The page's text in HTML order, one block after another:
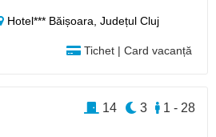
Hotel*** Băișoara,Județul Cluj
Tichet | Card vacanță
1 - 28
3
14